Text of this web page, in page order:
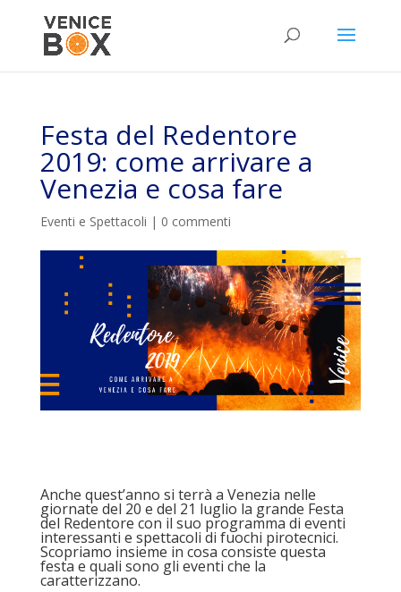
Festa del Redentore
2019: come arrivare a
Venezia e cosa fare
Eventi e Spettacoli | 0 commenti
Anche quest’anno si terrà a Venezia nelle
giornate del 20 e del 21 luglio la grande Festa
del Redentore con il suo programma di eventi
interessanti e spettacoli di fuochi pirotecnici.
Scopriamo insieme in cosa consiste questa
festa e quali sono gli eventi che la
caratterizzano.